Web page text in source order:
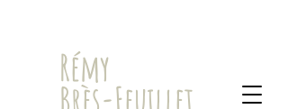
​Rémy
Brès-Feuillet